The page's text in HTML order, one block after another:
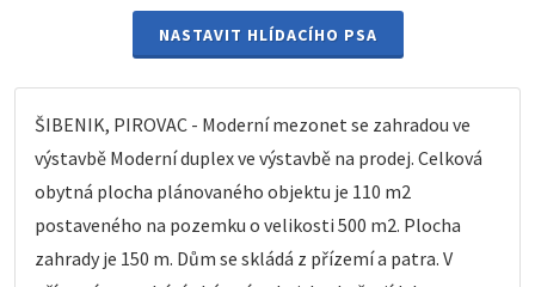
NASTAVIT HLÍDACÍHO PSA
ŠIBENIK, PIROVAC - Moderní mezonet se zahradou ve
výstavbě Moderní duplex ve výstavbě na prodej. Celková
obytná plocha plánovaného objektu je 110 m2
postaveného na pozemku o velikosti 500 m2. Plocha
zahrady je 150 m. Dům se skládá z přízemí a patra. V